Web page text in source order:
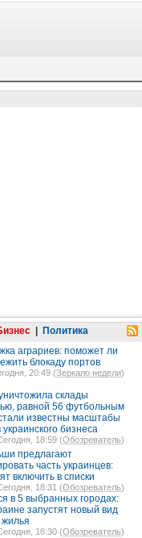
Политика
аграриев: поможет ли
блокаду портов
20:49 (Зеркало недели)
склады
равной 56 футбольным
известны масштабы
украинского бизнеса
18:59 (Обозреватель)
предлагают
часть украинцев:
включить в списки
18:31 (Обозреватель)
в 5 выбранных городах:
запустят новый вид
16:30 (Обозреватель)